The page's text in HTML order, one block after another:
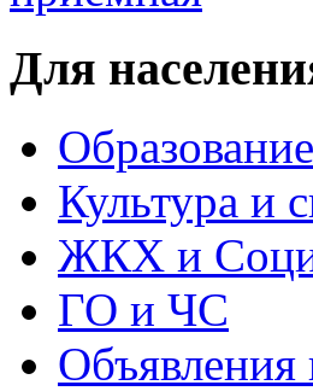
Для
Культура и
ЖКХ и
ГО и ЧС
Объявления